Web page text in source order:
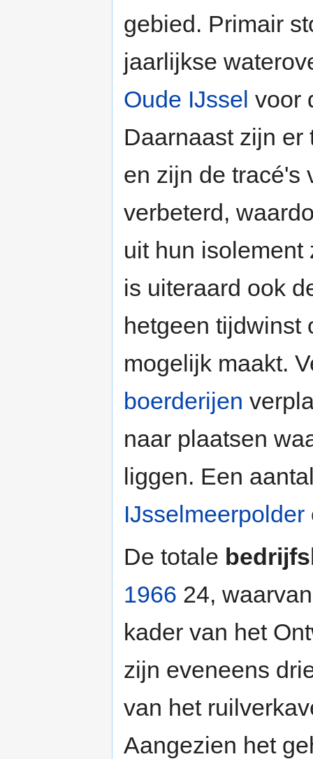
gebied. Primair
jaarlijkse
Oude IJssel voor
Daarnaast zijn
en zijn de tracé's
verbeterd,
uit hun isolement
is uiteraard ook
hetgeen tijdwinst
mogelijk maakt.
boerderijen
naar plaatsen
liggen. Een
IJsselmeerpolder
De totale
1966 24,
kader van het
zijn eveneens
van het
Aangezien het